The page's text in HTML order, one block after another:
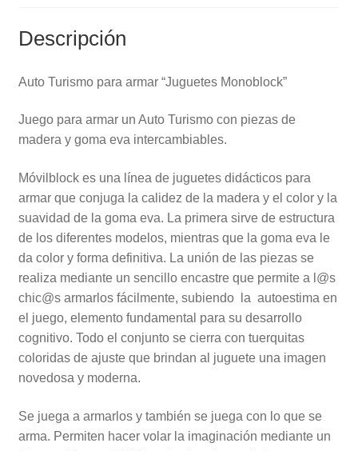
Descripción
Auto Turismo para armar “Juguetes Monoblock”
Juego para armar un Auto Turismo con piezas de
madera y goma eva intercambiables.
Móvilblock es una línea de juguetes didácticos para
armar que conjuga la calidez de la madera y el color y la
suavidad de la goma eva. La primera sirve de estructura
de los diferentes modelos, mientras que la goma eva le
da color y forma definitiva. La unión de las piezas se
realiza mediante un sencillo encastre que permite a l@s
chic@s armarlos fácilmente, subiendo la autoestima en
el juego, elemento fundamental para su desarrollo
cognitivo. Todo el conjunto se cierra con tuerquitas
coloridas de ajuste que brindan al juguete una imagen
novedosa y moderna.
Se juega a armarlos y también se juega con lo que se
arma. Permiten hacer volar la imaginación mediante un